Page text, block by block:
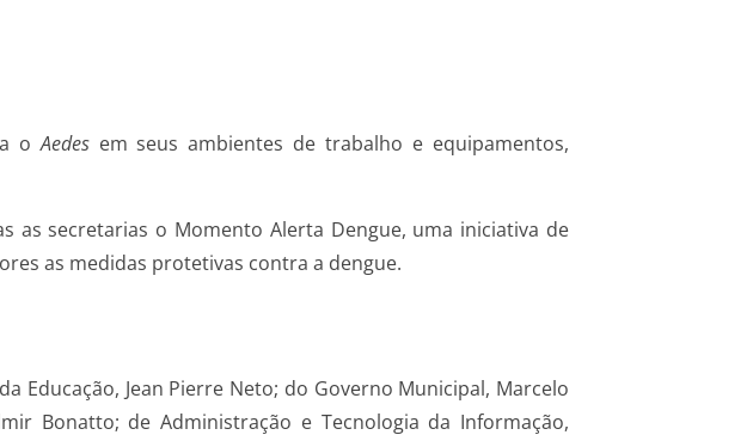
oAedesem seus ambientes de trabalho e equipamentos,
as secretarias o Momento Alerta Dengue, uma iniciativa de
as medidas protetivas contra a dengue.
Educação, Jean Pierre Neto; do Governo Municipal, Marcelo
Bonatto; de Administração e Tecnologia da Informação,